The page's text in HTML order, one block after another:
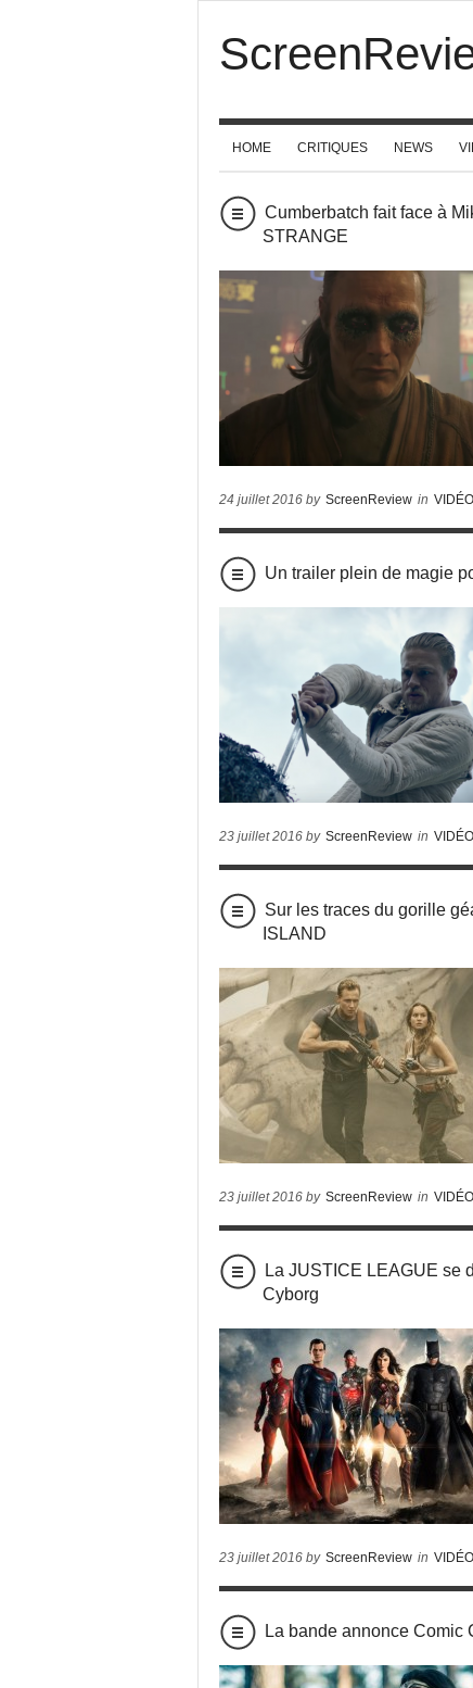
HOME CRITIQUES NEWS
Cumberbatch fait face à
STRANGE
24 juillet 2016 by ScreenReview in
Un trailer plein de magie
23 juillet 2016 by ScreenReview in
Sur les traces du gorille
ISLAND
23 juillet 2016 by ScreenReview in
La JUSTICE LEAGUE se
Cyborg
23 juillet 2016 by ScreenReview in
La bande annonce Comic